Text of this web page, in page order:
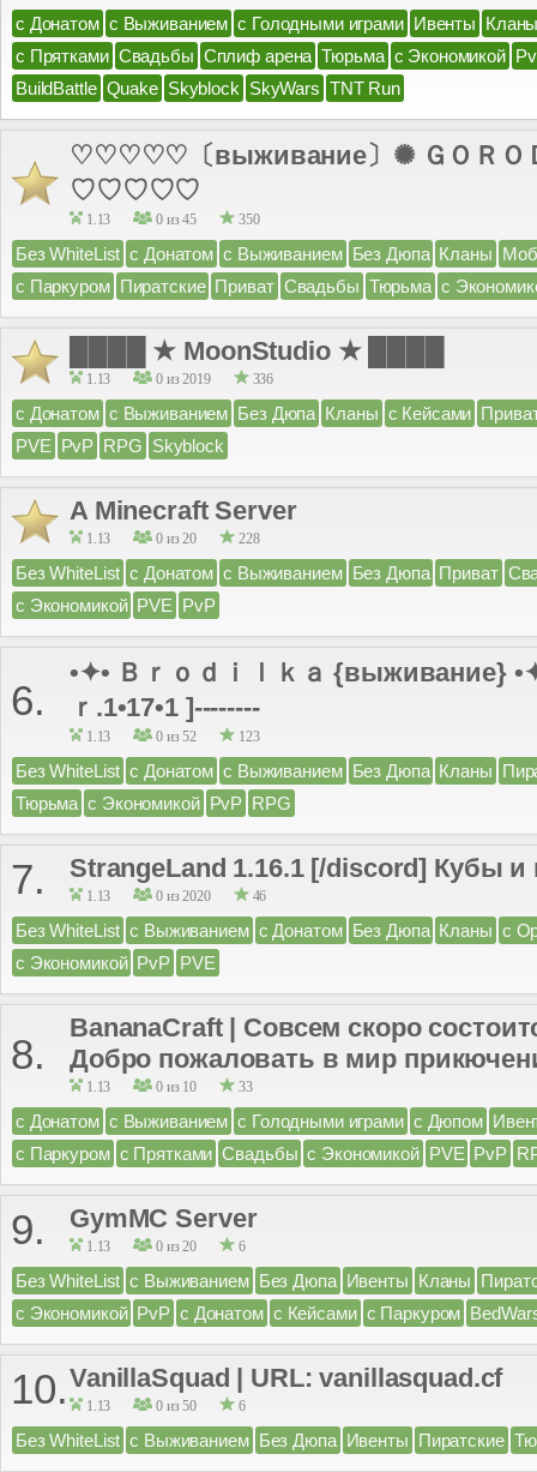
с Донатом с Выживанием с Голодными играми Ивенты
с Прятками Свадьбы Сплиф арена Тюрьма с Экономикой
BuildBattle Quake Skyblock SkyWars TNT Run
♡♡♡♡♡〔выживание〕✺ ＧＯＲＯ
♡♡♡♡♡
1.13 0 из 45 350
Без WhiteList с Донатом с Выживанием Без Дюпа Кланы
с Паркуром Пиратские Приват Свадьбы Тюрьма с
████ ★ MoonStudio ★ ████
1.13 0 из 2019 336
с Донатом с Выживанием Без Дюпа Кланы с Кейсами
PVE PvP RPG Skyblock
A Minecraft Server
1.13 0 из 20 228
Без WhiteList с Донатом с Выживанием Без Дюпа Приват
с Экономикой PVE PvP
6.
•✦• Ｂｒｏｄｉｌｋａ {выживание}
ｒ.1•17•1 ]--------
1.13 0 из 52 123
Без WhiteList с Донатом с Выживанием Без Дюпа Кланы
Тюрьма с Экономикой PvP RPG
7. StrangeLand 1.16.1 [/discord] Кубы
1.13 0 из 2020 46
Без WhiteList с Выживанием с Донатом Без Дюпа Кланы с
с Экономикой PvP PVE
8.
BananaCraft | Совсем скоро
Добро пожаловать в мир
1.13 0 из 10 33
с Донатом с Выживанием с Голодными играми с Дюпом
с Паркуром с Прятками Свадьбы с Экономикой PVE PvP
9. GymMC Server
1.13 0 из 20 6
Без WhiteList с Выживанием Без Дюпа Ивенты Кланы
с Экономикой PvP с Донатом с Кейсами с Паркуром
10.VanillaSquad | URL: vanillasquad.cf
1.13 0 из 50 6
Без WhiteList с Выживанием Без Дюпа Ивенты Пиратские